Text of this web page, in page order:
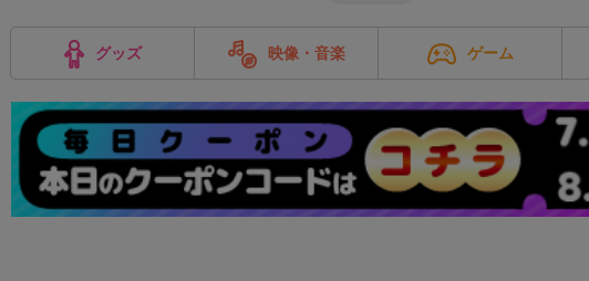
グッズ 映像・音楽 ゲーム